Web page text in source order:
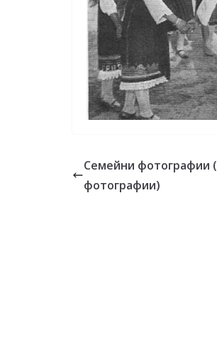
Семейни фотографии
фотографии)